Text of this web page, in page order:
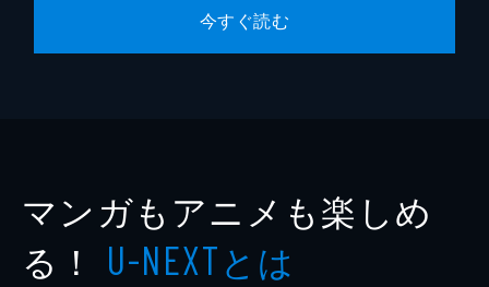
今すぐ読む
マンガもアニメも楽しめ
る！ U-NEXTとは